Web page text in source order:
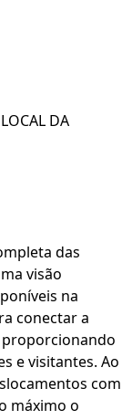
DA
das
visão
na
conectar a
proporcionando
e visitantes. Ao
com
máximo o